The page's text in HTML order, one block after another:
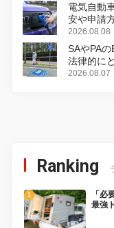
電気自動
安や申請
2026.08.08
SAやPA
法律的に
2026.08.07
Ranking
「必
最強